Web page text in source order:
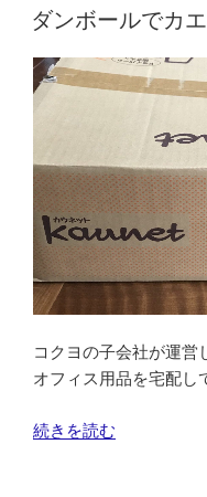
保
所
@
市
反
町
公
園”
の
稿
日:
ダンボールでカ
コクヨの子会社が運営
オフィス用品を宅配し
“ダ
続きを読む